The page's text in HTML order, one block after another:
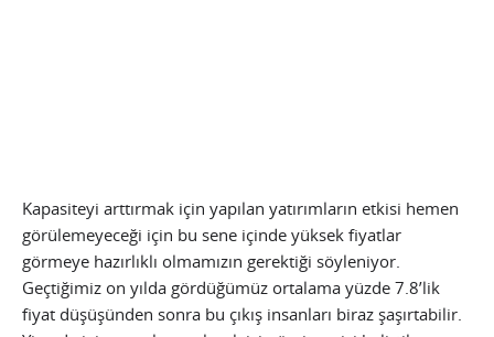
Kapasiteyi arttırmak için yapılan yatırımların etkisi hemen
görülemeyeceği için bu sene içinde yüksek fiyatlar
görmeye hazırlıklı olmamızın gerektiği söyleniyor.
Geçtiğimiz on yılda gördüğümüz ortalama yüzde 7.8’lik
fiyat düşüşünden sonra bu çıkış insanları biraz şaşırtabilir.